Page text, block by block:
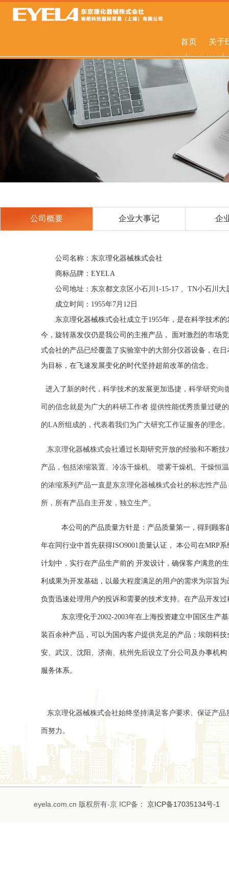
首页 关于
公司概要 企业大事记 企
公司名称：东京理化器械株式会社
商标品牌：EYELA
公司地址：东京都文京区小石川1-15-17 、TN小石川大
成立时间：1955年7月12日
东京理化器械株式会社成立于1955年，是在科学技术
今，旋转蒸发仪仍是我公司的主推产品， 面对激烈的市场
式会社的产品已经覆盖了实验室中的大部分仪器设备，在
为目标，在飞速发展变化的时代坚持超前改革的信念。
进入了新的时代，科学技术的发展更加迅捷，科学研究
司的信念就是为广大的科研工作者 提供性能优秀质量过硬
的LA所组成的，代表着我们为广大研究工作证服务的理念。
东京理化器械株式会社通过长期研究开放的经验和不断
产品，包括浓缩装置、冷冻干燥机、 喷雾干燥机、干燥恒
的浓缩系列产品一直是东京理化器械株式会社的标志性产
所，所有产品自主开发，独立生产。
本公司的产品质量方针是：产品质量第一，得到顾
年在同行业中首先获得ISO9001质量认证， 本公司在MRP
计划中，实行在产品生产前的 开发设计，确保客户满意的
利成果为开发基础，以最大程度满足的用户的需求为宗旨
负责迅速处理用户的投诉和需要的技术支持。在产品开发
东京理化于2002-2003年在上海投资建立中国区生产
装百余种产品，可以为国内客户提供充足的产品；埃朗科
安、武汉、沈阳、济南、杭州先后设立了分公司及办事机
服务体系。
东京理化器械株式会社始终坚持满足客户要求、保证产
而努力。
eyela.com.cn 版权所有-京 ICP备： 京ICP备17035134号-1